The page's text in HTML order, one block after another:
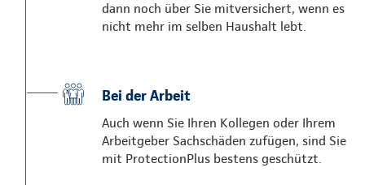
dann noch über Sie mitversichert, wenn es
nicht mehr im selben Haushalt lebt.
Bei der Arbeit
Auch wenn Sie Ihren Kollegen oder Ihrem
Arbeitgeber Sachschäden zufügen, sind Sie
mit ProtectionPlus bestens geschützt.